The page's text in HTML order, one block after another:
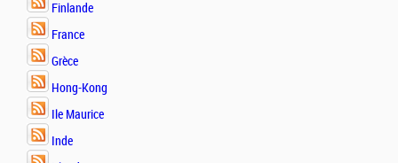
Finlande
France
Grèce
Hong-Kong
Ile Maurice
Inde